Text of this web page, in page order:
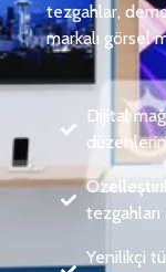
tezgahlar,
markalı görsel
Dijital
tezgahları
Yenilikçi